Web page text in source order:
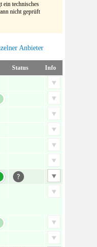
ein technisches
nicht geprüft